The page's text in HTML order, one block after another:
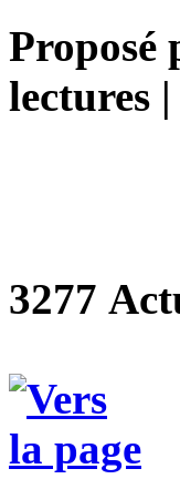
Proposé
lectures |
3277